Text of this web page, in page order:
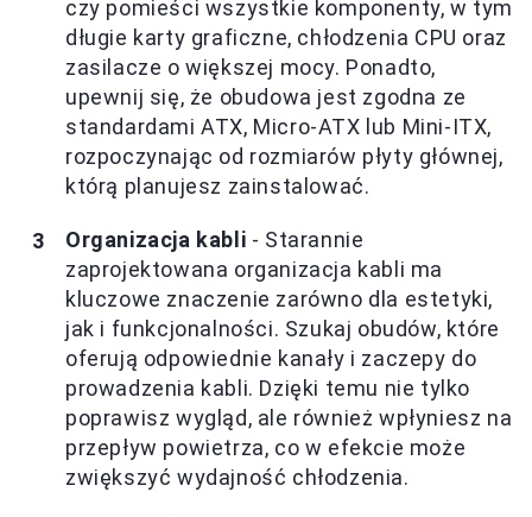
czy pomieści wszystkie komponenty, w tym
długie karty graficzne, chłodzenia CPU oraz
zasilacze o większej mocy. Ponadto,
upewnij się, że obudowa jest zgodna ze
standardami ATX, Micro-ATX lub Mini-ITX,
rozpoczynając od rozmiarów płyty głównej,
którą planujesz zainstalować.
Organizacja kabli - Starannie
zaprojektowana organizacja kabli ma
kluczowe znaczenie zarówno dla estetyki,
jak i funkcjonalności. Szukaj obudów, które
oferują odpowiednie kanały i zaczepy do
prowadzenia kabli. Dzięki temu nie tylko
poprawisz wygląd, ale również wpłyniesz na
przepływ powietrza, co w efekcie może
zwiększyć wydajność chłodzenia.